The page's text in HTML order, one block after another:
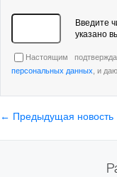
Введите
указано
Настоящим
персональных данных , и даю
← Предыдущая новость